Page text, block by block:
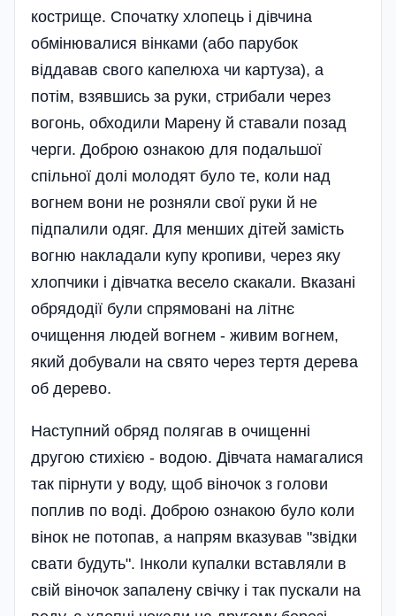
кострище. Спочатку хлопець і дівчина
обмінювалися вінками (або парубок
віддавав свого капелюха чи картуза), а
потім, взявшись за руки, стрибали через
вогонь, обходили Марену й ставали позад
черги. Доброю ознакою для подальшої
спільної долі молодят було те, коли над
вогнем вони не розняли свої руки й не
підпалили одяг. Для менших дітей замість
вогню накладали купу кропиви, через яку
хлопчики і дівчатка весело скакали. Вказані
обрядодії були спрямовані на літнє
очищення людей вогнем - живим вогнем,
який добували на свято через тертя дерева
об дерево.
Наступний обряд полягав в очищенні
другою стихією - водою. Дівчата намагалися
так пірнути у воду, щоб віночок з голови
поплив по воді. Доброю ознакою було коли
вінок не потопав, а напрям вказував "звідки
свати будуть". Інколи купалки вставляли в
свій віночок запалену свічку і так пускали на